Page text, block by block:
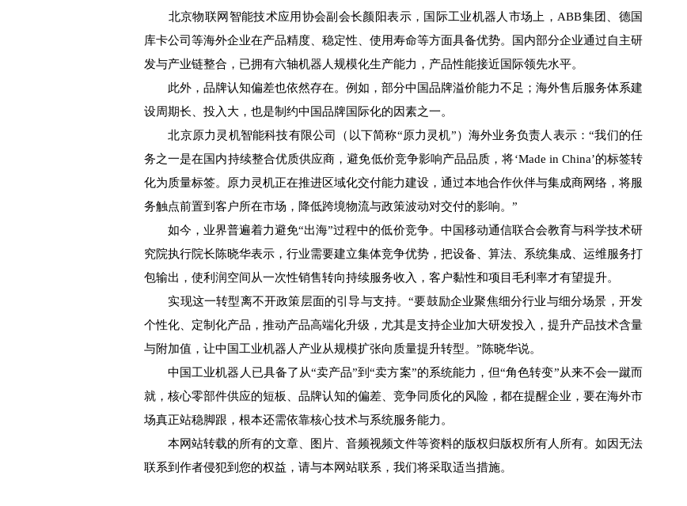
北京物联网智能技术应用协会副会长颜阳表示，国际工业机器人市场上，ABB集团、德国
库卡公司等海外企业在产品精度、稳定性、使用寿命等方面具备优势。国内部分企业通过自主研
发与产业链整合，已拥有六轴机器人规模化生产能力，产品性能接近国际领先水平。
此外，品牌认知偏差也依然存在。例如，部分中国品牌溢价能力不足；海外售后服务体系建
设周期长、投入大，也是制约中国品牌国际化的因素之一。
北京原力灵机智能科技有限公司（以下简称“原力灵机”）海外业务负责人表示：“我们的任
务之一是在国内持续整合优质供应商，避免低价竞争影响产品品质，将‘Made in China’的标签转
化为质量标签。原力灵机正在推进区域化交付能力建设，通过本地合作伙伴与集成商网络，将服
务触点前置到客户所在市场，降低跨境物流与政策波动对交付的影响。”
如今，业界普遍着力避免“出海”过程中的低价竞争。中国移动通信联合会教育与科学技术研
究院执行院长陈晓华表示，行业需要建立集体竞争优势，把设备、算法、系统集成、运维服务打
包输出，使利润空间从一次性销售转向持续服务收入，客户黏性和项目毛利率才有望提升。
实现这一转型离不开政策层面的引导与支持。“要鼓励企业聚焦细分行业与细分场景，开发
个性化、定制化产品，推动产品高端化升级，尤其是支持企业加大研发投入，提升产品技术含量
与附加值，让中国工业机器人产业从规模扩张向质量提升转型。”陈晓华说。
中国工业机器人已具备了从“卖产品”到“卖方案”的系统能力，但“角色转变”从来不会一蹴而
就，核心零部件供应的短板、品牌认知的偏差、竞争同质化的风险，都在提醒企业，要在海外市
场真正站稳脚跟，根本还需依靠核心技术与系统服务能力。
本网站转载的所有的文章、图片、音频视频文件等资料的版权归版权所有人所有。如因无法
联系到作者侵犯到您的权益，请与本网站联系，我们将采取适当措施。